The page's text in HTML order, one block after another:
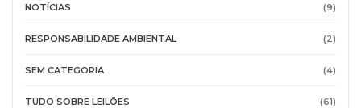
NOTÍCIAS (9)
RESPONSABILIDADE AMBIENTAL (2)
SEM CATEGORIA (4)
TUDO SOBRE LEILÕES (61)